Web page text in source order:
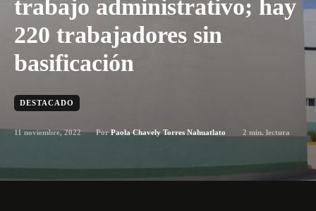
trabajo administrativo; hay
220 trabajadores sin
basificación
DESTACADO
11 noviembre, 2022 Por Paola Chavely Torres Nahuatlato 2 min. lectura